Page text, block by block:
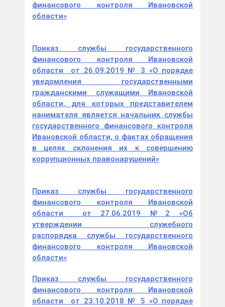
финансового контроля Ивановской
области»
Приказ службы государственного
финансового контроля Ивановской
области от 26.09.2019 № 3 «О порядке
уведомления государственными
гражданскими служащими Ивановской
области, для которых представителем
нанимателя является начальник службы
государственного финансового контроля
Ивановской области, о фактах обращения
в целях склонения их к совершению
коррупционных правонарушений»
Приказ службы государственного
финансового контроля Ивановской
области от 27.06.2019 №2 «Об
утверждении служебного
распорядка службы государственного
финансового контроля Ивановской
области»
Приказ службы государственного
финансового контроля Ивановской
области от 23.10.2018 № 5 «О порядке